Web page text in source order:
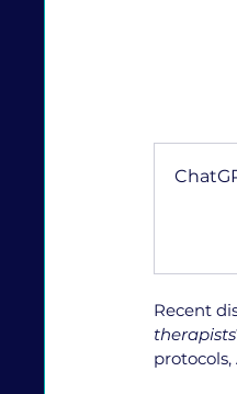
Recent
therapists
protocols,